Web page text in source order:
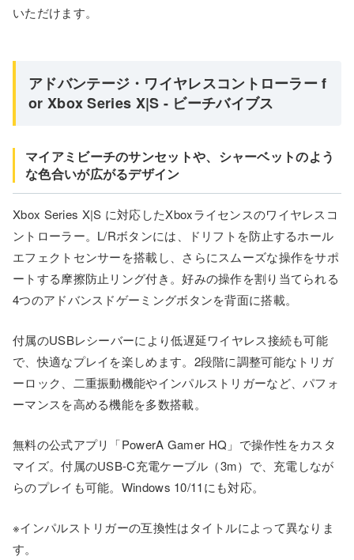
いただけます。
アドバンテージ・ワイヤレスコントローラー f
or Xbox Series X|S - ビーチバイブス
マイアミビーチのサンセットや、シャーベットのよう
な色合いが広がるデザイン
Xbox Series X|S に対応したXboxライセンスのワイヤレスコ
ントローラー。L/Rボタンには、ドリフトを防止するホール
エフェクトセンサーを搭載し、さらにスムーズな操作をサポ
ートする摩擦防止リング付き。好みの操作を割り当てられる
4つのアドバンスドゲーミングボタンを背面に搭載。
付属のUSBレシーバーにより低遅延ワイヤレス接続も可能
で、快適なプレイを楽しめます。2段階に調整可能なトリガ
ーロック、二重振動機能やインパルストリガーなど、パフォ
ーマンスを高める機能を多数搭載。
無料の公式アプリ「PowerA Gamer HQ」で操作性をカスタ
マイズ。付属のUSB-C充電ケーブル（3m）で、充電しなが
らのプレイも可能。Windows 10/11にも対応。
※インパルストリガーの互換性はタイトルによって異なりま
す。